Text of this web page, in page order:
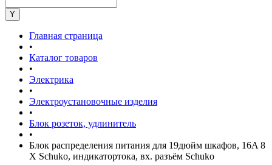
Главная страница
•
Каталог товаров
•
Электрика
•
Электроустановочные изделия
•
Блок розеток, удлинитель
•
Блок распределения питания для 19дюйм шкафов, 16A 8
Х Schuko, индикатортока, вх. разъём Schuko